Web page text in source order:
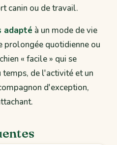
canin ou de travail.
adapté à un mode de vie
prolongée quotidienne ou
« facile » qui se
temps, de l'activité et un
d'exception,